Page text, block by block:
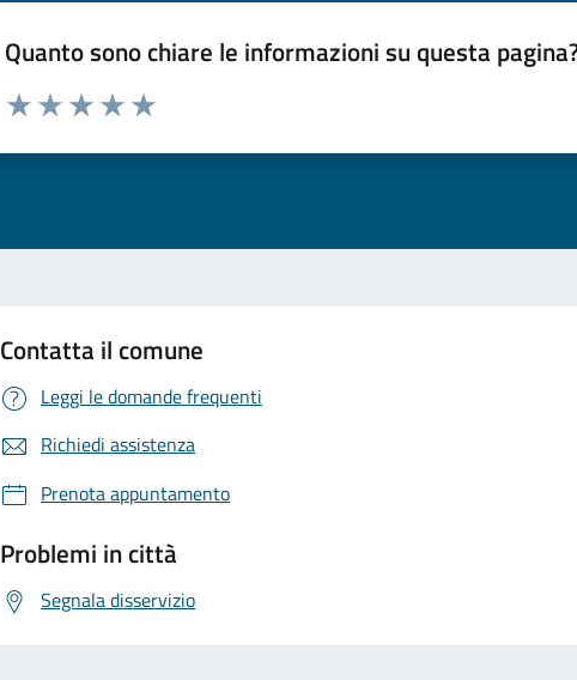
Quanto sono chiare le informazioni su questa
Valuta da 1 a 5 stelle la pagina
Contatta il comune
Leggi le domande frequenti
Richiedi assistenza
Prenota appuntamento
Problemi in città
Segnala disservizio